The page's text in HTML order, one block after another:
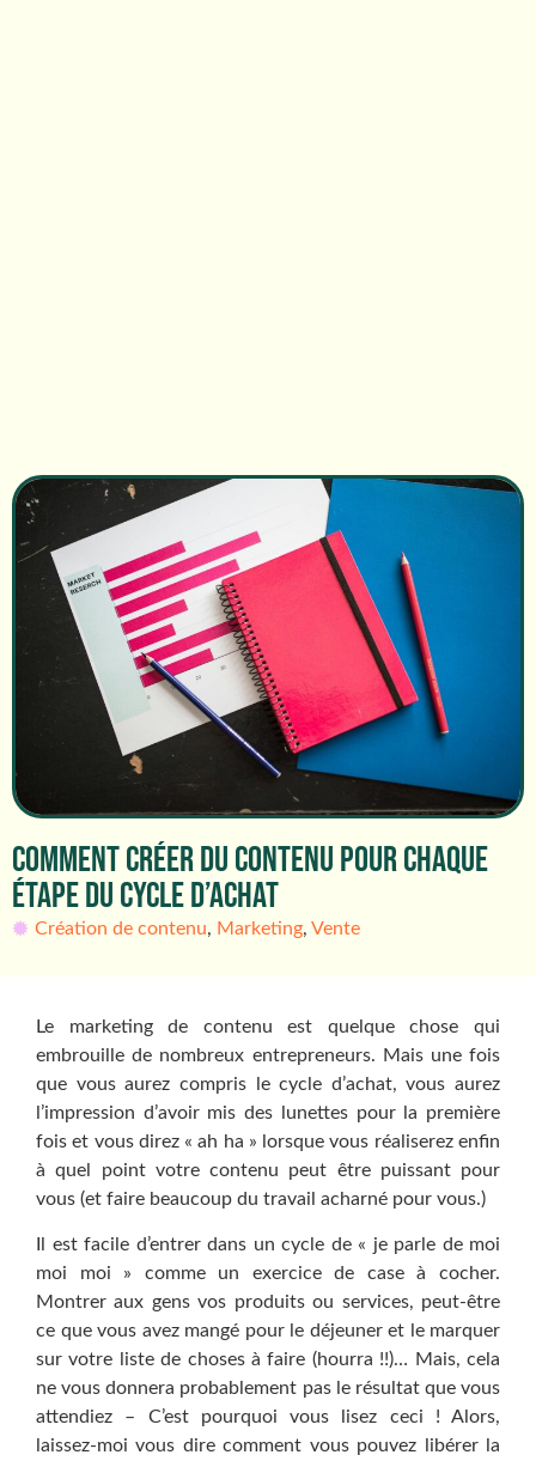
COMMENT CRÉER DU CONTENU POUR CHAQUE
ÉTAPE DU CYCLE D’ACHAT
Création de contenu, Marketing, Vente
Le marketing de contenu est quelque chose qui
embrouille de nombreux entrepreneurs. Mais une fois
que vous aurez compris le cycle d’achat, vous aurez
l’impression d’avoir mis des lunettes pour la première
fois et vous direz « ah ha » lorsque vous réaliserez enfin
à quel point votre contenu peut être puissant pour
vous (et faire beaucoup du travail acharné pour vous.)
Il est facile d’entrer dans un cycle de « je parle de moi
moi moi » comme un exercice de case à cocher.
Montrer aux gens vos produits ou services, peut-être
ce que vous avez mangé pour le déjeuner et le marquer
sur votre liste de choses à faire (hourra !!)… Mais, cela
ne vous donnera probablement pas le résultat que vous
attendiez – C’est pourquoi vous lisez ceci ! Alors,
laissez-moi vous dire comment vous pouvez libérer la